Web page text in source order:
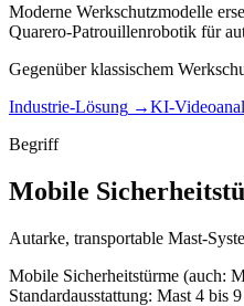
Moderne Werkschutzmodelle
Quarero-Patrouillenrobotik für
Gegenüber klassischem
Industrie-Lösung →KI-
Begriff
Mobile
Autarke, transportable Mast-
Mobile Sicherheitstürme (auch:
Standardausstattung: Mast 4